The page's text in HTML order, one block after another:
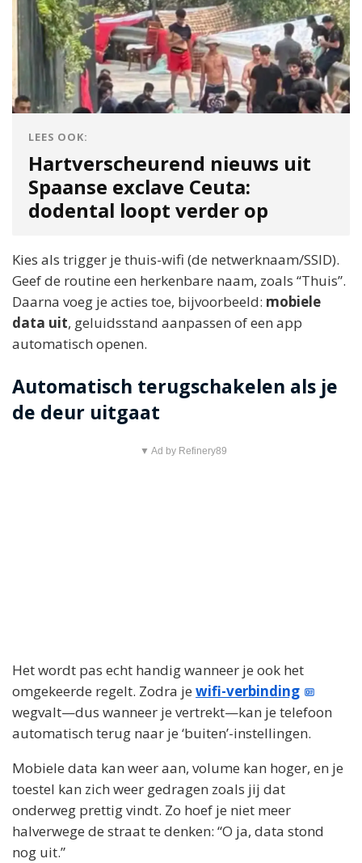
LEES OOK:
Hartverscheurend nieuws uit
Spaanse exclave Ceuta:
dodental loopt verder op
Kies als trigger je thuis-wifi (de netwerknaam/SSID).
Geef de routine een herkenbare naam, zoals “Thuis”.
Daarna voeg je acties toe, bijvoorbeeld: mobiele
data uit, geluidsstand aanpassen of een app
automatisch openen.
Automatisch terugschakelen als je
de deur uitgaat
▼ Ad by Refinery89
Het wordt pas echt handig wanneer je ook het
omgekeerde regelt. Zodra je wifi-verbinding
wegvalt—dus wanneer je vertrekt—kan je telefoon
automatisch terug naar je ‘buiten’-instellingen.
Mobiele data kan weer aan, volume kan hoger, en je
toestel kan zich weer gedragen zoals jij dat
onderweg prettig vindt. Zo hoef je niet meer
halverwege de straat te denken: “O ja, data stond
nog uit.”